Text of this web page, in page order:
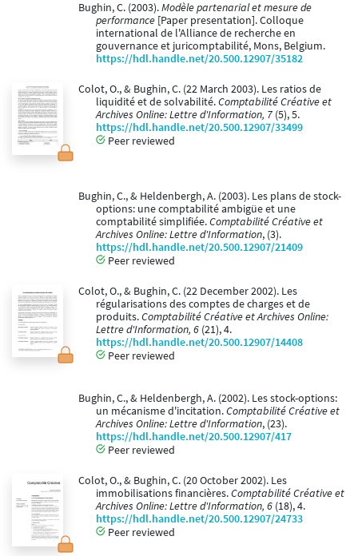
Bughin, C. (2003).Modèle partenarial et mesure de
performance [Paper presentation]. Colloque
international de l'Alliance de recherche en
gouvernance et juricomptabilité, Mons, Belgium.
https://hdl.handle.net/20.500.12907/35182
Colot, O., & Bughin, C. (22 March 2003). Les ratios de
liquidité et de solvabilité.Comptabilité Créative et
Archives Online: Lettre d'Information, 7 (5), 5.
https://hdl.handle.net/20.500.12907/33499
Peer reviewed
Bughin, C., & Heldenbergh, A. (2003). Les plans de stock-
options: une comptabilité ambigüe et une
comptabilité simplifiée.Comptabilité Créative et
Archives Online: Lettre d'Information, (3).
https://hdl.handle.net/20.500.12907/21409
Peer reviewed
Colot, O., & Bughin, C. (22 December 2002). Les
régularisations des comptes de charges et de
produits.Comptabilité Créative et Archives Online:
Lettre d'Information, 6 (21), 4.
https://hdl.handle.net/20.500.12907/14408
Peer reviewed
Bughin, C., & Heldenbergh, A. (2002). Les stock-options:
un mécanisme d'incitation.Comptabilité Créative et
Archives Online: Lettre d'Information, (23).
https://hdl.handle.net/20.500.12907/417
Peer reviewed
Colot, O., & Bughin, C. (20 October 2002). Les
immobilisations financières.Comptabilité Créative et
Archives Online: Lettre d'Information, 6 (18), 4.
https://hdl.handle.net/20.500.12907/24733
Peer reviewed